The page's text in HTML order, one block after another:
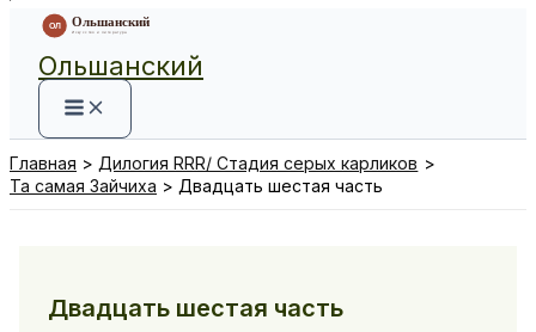
Ольшанский
Главная
Дилогия RRR/ Стадия серых карликов
Та самая Зайчиха
Двадцать шестая часть
Двадцать шестая часть